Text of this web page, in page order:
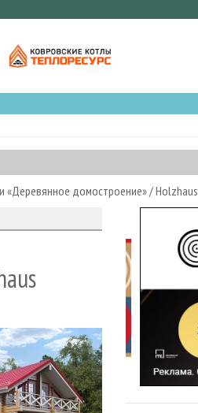
«Деревянное домостроение» / Holzhaus